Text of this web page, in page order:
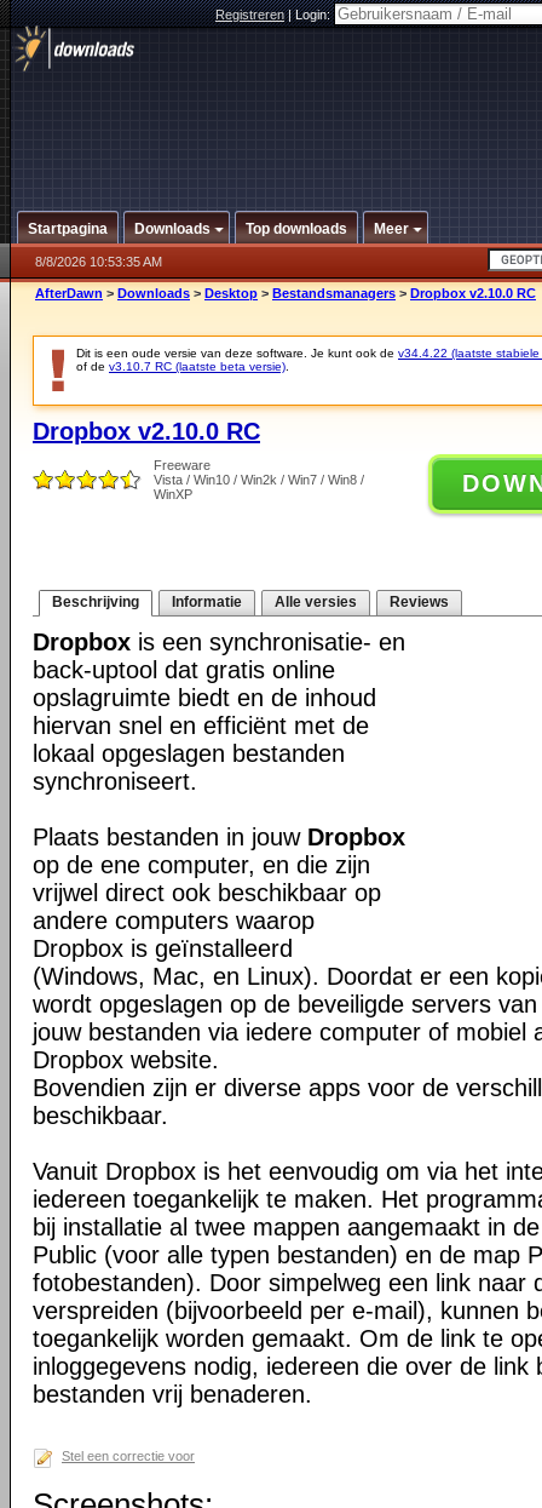
Registreren|Login:
Startpagina Downloads Top downloads Meer
8/8/2026 10:53:35 AM
AfterDawn > Downloads > Desktop > Bestandsmanagers > Dropbox v2.10.0 RC
Dit is een oude versie van deze software. Je kunt ook de v34.4.22 (laatste stabiele
of de v3.10.7 RC (laatste beta versie)
Dropbox v2.10.0 RC
Freeware
Vista / Win10 / Win2k / Win7 / Win8 /
WinXP
Beschrijving Informatie Alle versies Reviews
Dropbox is een synchronisatie- en
back-uptool dat gratis online
opslagruimte biedt en de inhoud
hiervan snel en efficiënt met de
lokaal opgeslagen bestanden
synchroniseert.
Plaats bestanden in jouw Dropbox
op de ene computer, en die zijn
vrijwel direct ook beschikbaar op
andere computers waarop
Dropbox is geïnstalleerd
(Windows, Mac, en Linux). Doordat er een
wordt opgeslagen op de beveiligde servers
jouw bestanden via iedere computer of mobiel
Dropbox website.
Bovendien zijn er diverse apps voor de
beschikbaar.
Vanuit Dropbox is het eenvoudig om via het
iedereen toegankelijk te maken. Het
bij installatie al twee mappen aangemaakt in
Public (voor alle typen bestanden) en de map
fotobestanden). Door simpelweg een link naar
verspreiden (bijvoorbeeld per e-mail), kunnen
toegankelijk worden gemaakt. Om de link te
inloggegevens nodig, iedereen die over de link
bestanden vrij benaderen.
Stel een correctie voor